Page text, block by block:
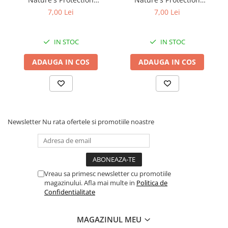
Superior Care cu Ton și
eliminarea petelor din jurul
7,00 Lei
IN STOC
ADAUGA IN COS
Superior Care cu Ton și
eliminarea petelor din jurul
7,00 Lei
IN STOC
ADAUGA IN COS
Newsletter Nu rata ofertele si promotiile noastre
Vreau sa primesc newsletter cu promotiile
magazinului. Afla mai multe in Politica de
Confidentialitate
MAGAZINUL MEU